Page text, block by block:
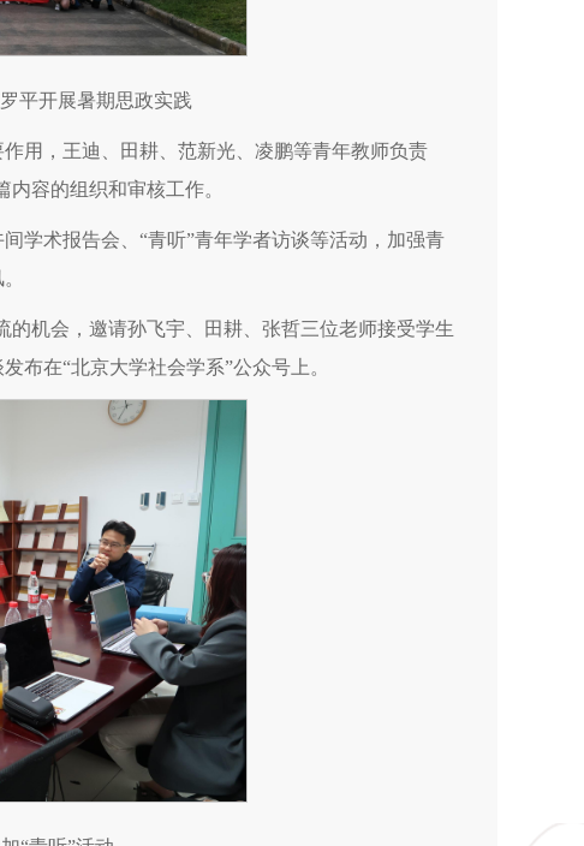
平开展暑期思政实践
用，王迪、田耕、范新光、凌鹏等青年教师负责
内容的组织和审核工作。
学术报告会、“青听”青年学者访谈等活动，加强青
的机会，邀请孙飞宇、田耕、张哲三位老师接受学生
布在“北京大学社会学系”公众号上。